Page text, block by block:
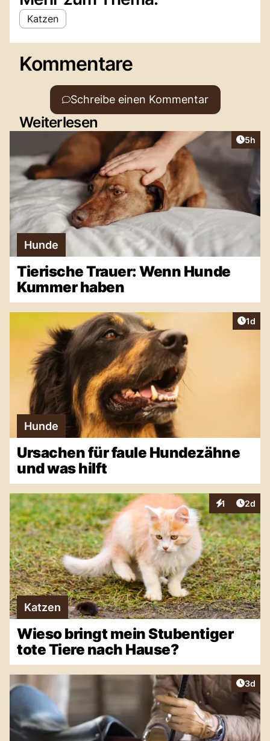
Katzen
Kommentare
Schreibe einen Kommentar
Weiterlesen
5h
Hunde
Tierische Trauer: Wenn Hunde
Kummer haben
1d
Hunde
Ursachen für faule Hundezähne
und was hilft
1
Interaktionen
2d
Katzen
Wieso bringt mein Stubentiger
tote Tiere nach Hause?
3d